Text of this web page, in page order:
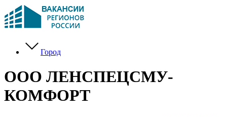
Город
ООО ЛЕНСПЕЦСМУ-
КОМФОРТ